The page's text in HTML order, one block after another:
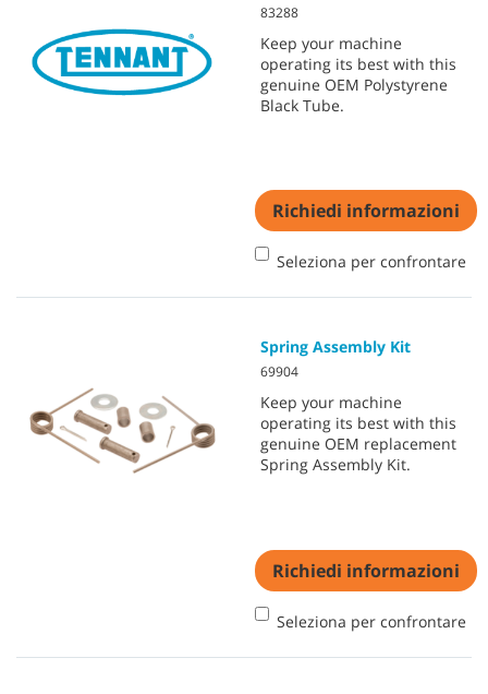
83288
Keep your machine
operating its best with this
genuine OEM Polystyrene
Black Tube.
Richiedi informazioni
Seleziona per confrontare
Spring Assembly Kit
69904
Keep your machine
operating its best with this
genuine OEM replacement
Spring Assembly Kit.
Richiedi informazioni
Seleziona per confrontare